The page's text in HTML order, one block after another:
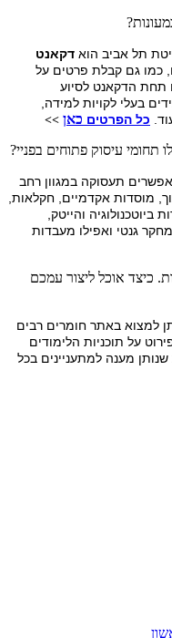
תל אביב הוא דקאנט
כמו גם קבלת פרטים על
תחת הדקאנט לסיוע
בעלי לקויות למידה,
כל הפרטים כאן >>
תחומי עיסוק פתוחים בפניי?
תעסוקה במגוון רחב
מוסדות אקדמיים, חקלאות,
והייטק,
גנטי ואפילו מעבדות
כיצד אוכל ליצור עמכם
למצוא באתר חומרים רבים
על תוכניות הלימודים
מענה למתעניינים בכל